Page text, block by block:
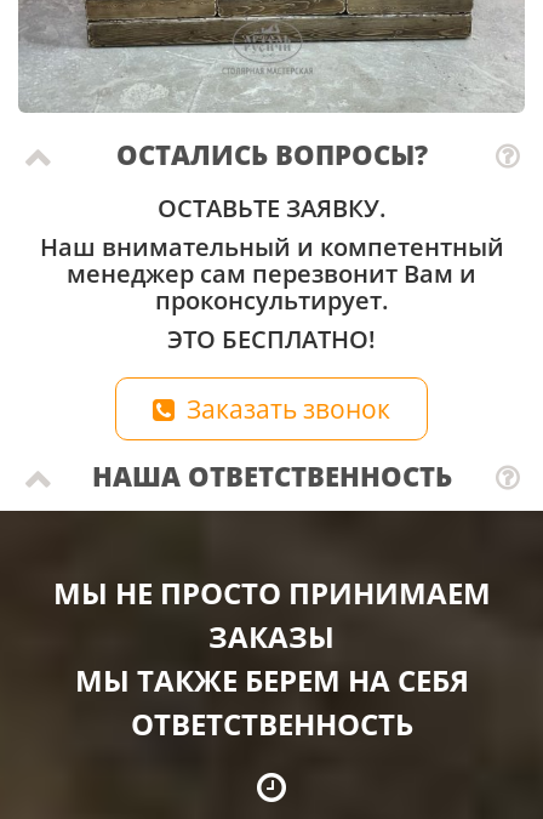
ОСТАЛИСЬ ВОПРОСЫ?
ОСТАВЬТЕ ЗАЯВКУ.
Наш внимательный и компетентный
менеджер сам перезвонит Вам и
проконсультирует.
ЭТО БЕСПЛАТНО!
Заказать звонок
НАША ОТВЕТСТВЕННОСТЬ
МЫ НЕ ПРОСТО ПРИНИМАЕМ
ЗАКАЗЫ
МЫ ТАКЖЕ БЕРЕМ НА СЕБЯ
ОТВЕТСТВЕННОСТЬ